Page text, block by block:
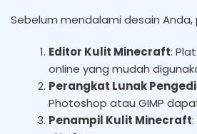
Sebelum mendalami desain
Editor Kulit Minecraft:
online yang mudah
Perangkat Lunak
Photoshop atau GIMP
Penampil Kulit Minecraft